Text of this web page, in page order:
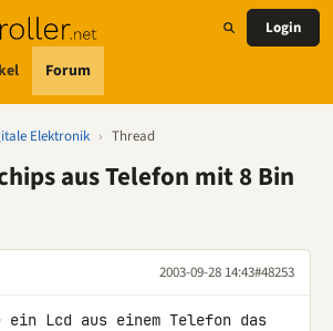
Forum
Login
Elektronik › Thread
aus Telefon mit 8 Bin
2003-09-28 14:43#48253
ein Lcd aus einem Telefon das